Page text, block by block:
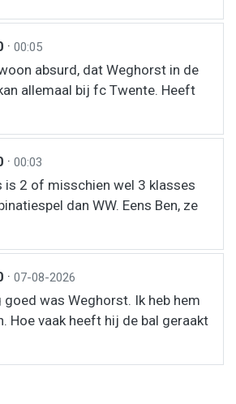
· 00:05
absurd, dat Weghorst in de
allemaal bij fc Twente. Heeft
· 00:03
is 2 of misschien wel 3 klasses
dan WW. Eens Ben, ze
· 07-08-2026
goed was Weghorst. Ik heb hem
Hoe vaak heeft hij de bal geraakt